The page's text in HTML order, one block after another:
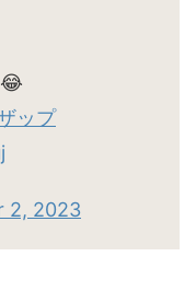
ップ
2, 2023